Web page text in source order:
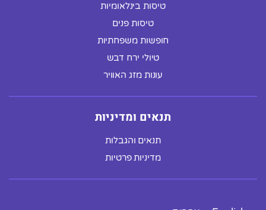
טיסות בינלאומיות
טיסות פנים
חופשות משפחתיות
טיולי ירח דבש
עונות מזג האוויר
תנאים ומדיניות
תנאים והגבלות
מדיניות פרטיות